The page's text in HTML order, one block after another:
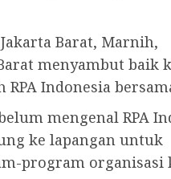
Barat, Marnih,
menyambut baik
Indonesia
mengenal RPA
ke lapangan untuk
program organisasi